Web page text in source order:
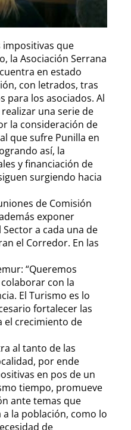
impositivas que
la Asociación Serrana
en estado
con letrados, tras
para los asociados. Al
una serie de
la consideración de
que sufre Punilla en
así, la
y financiación de
surgiendo hacia
de Comisión
exponer
a cada una de
el Corredor. En las
“Queremos
con la
El Turismo es lo
fortalecer las
el crecimiento de
al tanto de las
por ende
en pos de un
tiempo, promueve
ante temas que
la población, como lo
de